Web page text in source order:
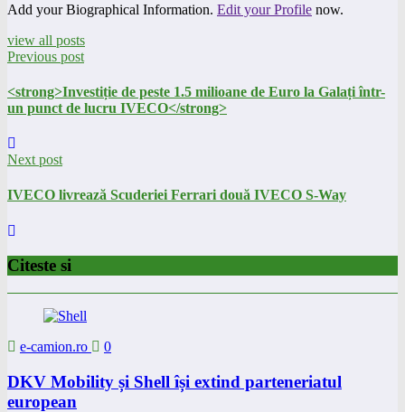
Add your Biographical Information. Edit your Profile now.
view all posts
Previous post
<strong>Investiție de peste 1.5 milioane de Euro la Galați într-
un punct de lucru IVECO</strong>
Next post
IVECO livrează Scuderiei Ferrari două IVECO S-Way
Citeste si
e-camion.ro 0
DKV Mobility și Shell își extind parteneriatul
european